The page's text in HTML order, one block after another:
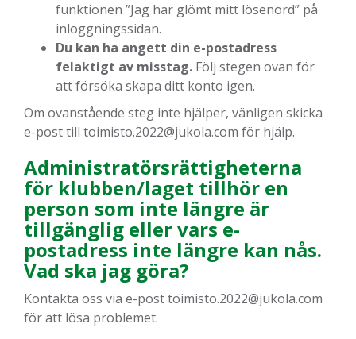
funktionen ”Jag har glömt mitt lösenord” på
inloggningssidan.
Du kan ha angett din e-postadress
felaktigt av misstag. Följ stegen ovan för
att försöka skapa ditt konto igen.
Om ovanstående steg inte hjälper, vänligen skicka
e-post till toimisto.2022@jukola.com för hjälp.
Administratörsrättigheterna
för klubben/laget tillhör en
person som inte längre är
tillgänglig eller vars e-
postadress inte längre kan nås.
Vad ska jag göra?
Kontakta oss via e-post toimisto.2022@jukola.com
för att lösa problemet.